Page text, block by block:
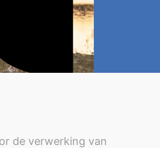
de verwerking van